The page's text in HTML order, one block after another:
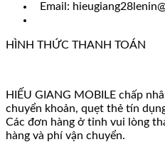
Email:
HÌNH THỨC THANH TOÁN
HIẾU GIANG MOBILE chấp
chuyển khoản, quẹt thẻ tín
Các đơn hàng ở tỉnh vui lòng
hàng và phí vận chuyển.